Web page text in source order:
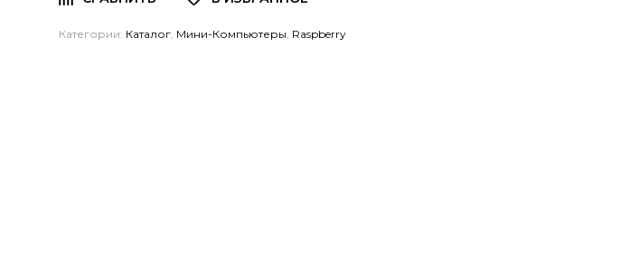
Категории: Каталог, Мини-Компьютеры, Raspberry